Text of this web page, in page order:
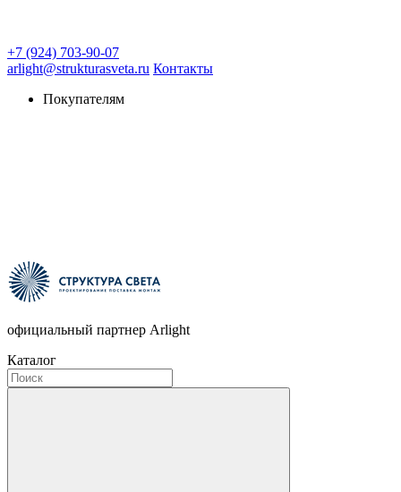
+7 (924) 703-90-07
arlight@strukturasveta.ru Контакты
Покупателям
официальный партнер Arlight
Каталог